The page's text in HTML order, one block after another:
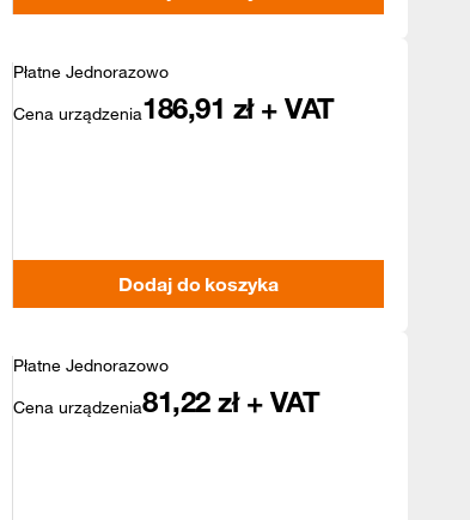
Płatne Jednorazowo
Cena urządzenia186,91 zł + VAT
Dodaj do koszyka
Płatne Jednorazowo
Cena urządzenia81,22 zł + VAT